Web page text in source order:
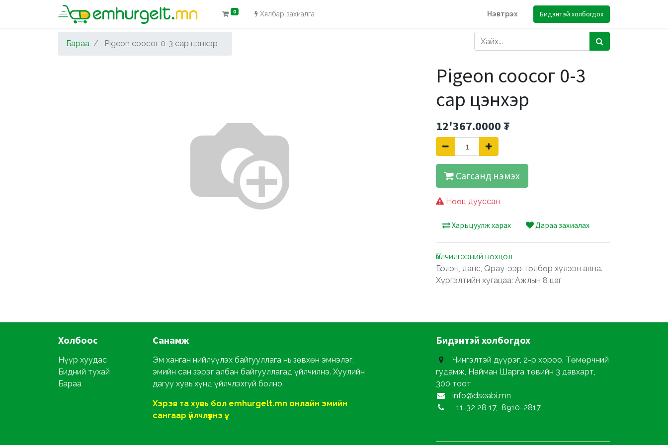
0 Хялбар захиалга Нэвтрэх Бидэнтэй холбогдох
Бараа Pigeon соосог 0-3 сар цэнхэр
Pigeon соосог 0-3
сар цэнхэр
12'367.0000₮
Сагсанд нэмэх
Нөөц дууссан
Харьцуулж харах Дараа захиалах
Үйлчилгээний нөхцөл
Бэлэн, данс, Qpay-ээр төлбөр хүлээн авна.
Хүргэлтийн хугацаа: Ажлын 8 цаг
Холбоос
Нүүр хуудас
Бидний тухай
Бараа
Санамж
Эм ханган нийлүүлэх байгууллага нь зөвхөн эмнэлэг,
эмийн сан зэрэг албан байгууллагад үйлчилнэ. Хуулийн
дагуу хувь хүнд үйлчлэхгүй болно.
Хэрэв та хувь бол emhurgelt.mn онлайн эмийн
сангаар үйлчлүүлнэ үү.
Бидэнтэй холбогдох
Чингэлтэй дүүрэг, 2-р хороо, Төмөрчний
гудамж, Найман Шарга төвийн 3 давхарт,
300 тоот
info@dseabi.mn
11-32 28 17, 8910-2817